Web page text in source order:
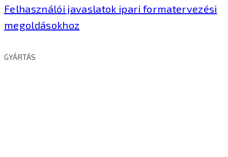
Felhasználói javaslatok ipari formatervezési
megoldásokhoz
GYÁRTÁS